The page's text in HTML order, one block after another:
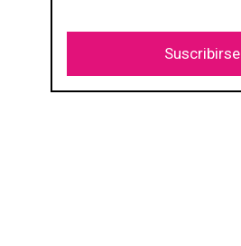
Suscribirse